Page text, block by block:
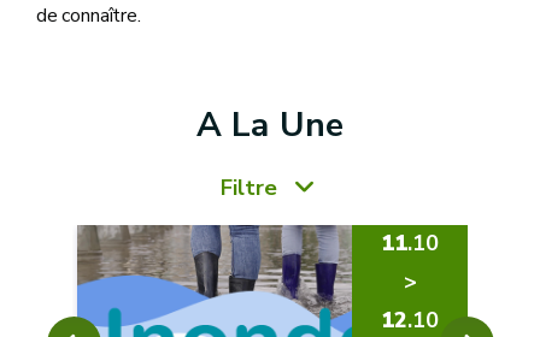
de connaître.
A La Une
Filtre
11.10
>
12.10